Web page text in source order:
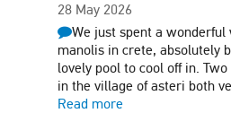
28 May 2026
We just spent a
manolis in crete, absolutely
lovely pool to cool off in.
in the village of asteri both
Read more